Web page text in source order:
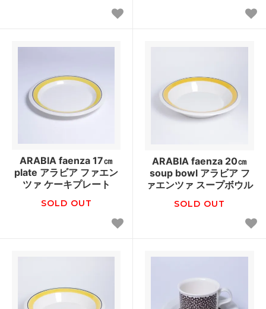
ARABIA faenza 17㎝
plate アラビア ファエン
ツァ ケーキプレート
SOLD OUT
ARABIA faenza 20㎝
soup bowl アラビア フ
ァエンツァ スープボウル
SOLD OUT